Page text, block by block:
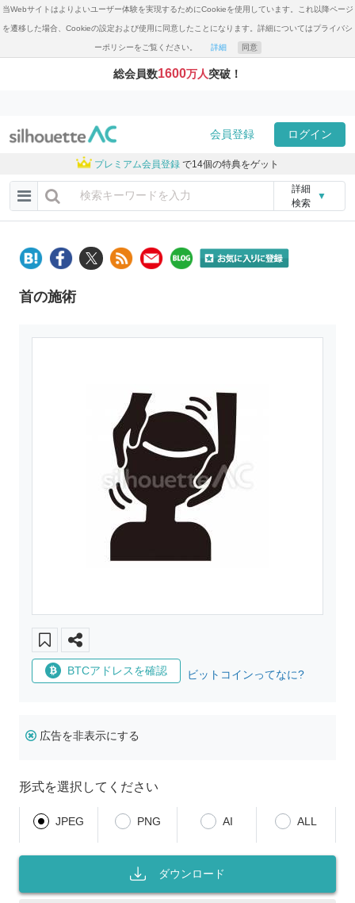
当Webサイトはよりよいユーザー体験を実現するためにCookieを使用しています。これ以降ページ
を遷移した場合、Cookieの設定および使用に同意したことになります。詳細についてはプライバシ
ーポリシーをご覧ください。 詳細 同意
総会員数1600万人突破！
会員登録 ログイン
プレミアム会員登録 で14個の特典をゲット
詳細
検索
▼
首の施術
BTCアドレスを確認 ビットコインってなに?
広告を非表示にする
形式を選択してください
JPEG PNG AI ALL
ダウンロード